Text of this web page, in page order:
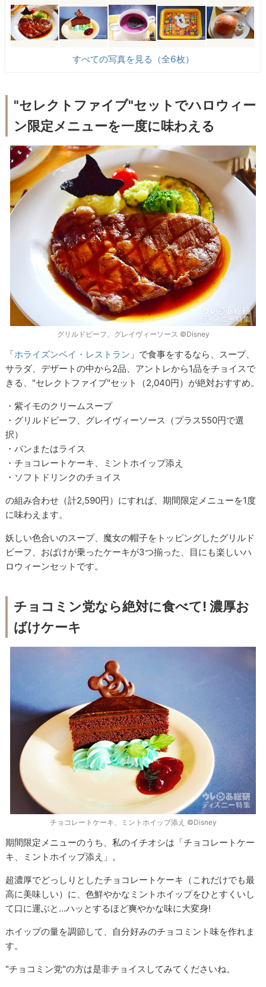
すべての写真を見る（全6枚）
"セレクトファイブ"セットでハロウィー
ン限定メニューを一度に味わえる
グリルドビーフ、グレイヴィーソース ©Disney
「ホライズンベイ・レストラン 」で食事をするなら、スープ、
サラダ、デザートの中から2品、アントレから1品をチョイスで
きる、"セレクトファイブ"セット（2,040円）が絶対おすすめ。
・紫イモのクリームスープ
・グリルドビーフ、グレイヴィーソース（プラス550円で選
択）
・パンまたはライス
・チョコレートケーキ、ミントホイップ添え
・ソフトドリンクのチョイス
の組み合わせ（計2,590円）にすれば、期間限定メニューを1度
に味わえます。
妖しい色合いのスープ、魔女の帽子をトッピングしたグリルド
ビーフ、おばけが乗ったケーキが3つ揃った、目にも楽しいハ
ロウィーンセットです。
チョコミン党なら絶対に食べて! 濃厚お
ばけケーキ
チョコレートケーキ、ミントホイップ添え ©Disney
期間限定メニューのうち、私のイチオシは「チョコレートケー
キ、ミントホイップ添え」。
超濃厚でどっしりとしたチョコレートケーキ（これだけでも最
高に美味しい）に、色鮮やかなミントホイップをひとすくいし
て口に運ぶと…ハッとするほど爽やかな味に大変身!
ホイップの量を調節して、自分好みのチョコミント味を作れま
す。
"チョコミン党"の方は是非チョイスしてみてくださいね。